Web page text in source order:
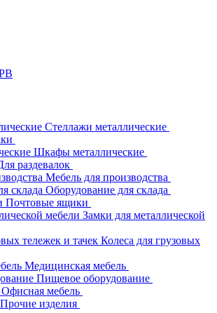
Стеллажи металлические
Шкафы металлические
раздевалок
Мебель для производства
Оборудование для склада
Почтовые ящики
Замки для металлической
Колеса для грузовых
Медицинская мебель
Пищевое оборудование
Офисная мебель
Прочие изделия